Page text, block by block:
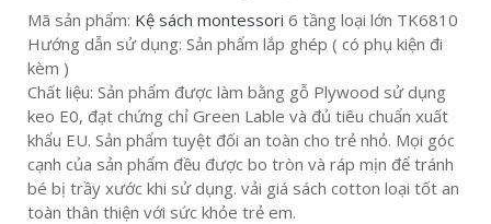
Mã sản phẩm: Kệ sách montessori 6 tầng loại lớn TK6810
Hướng dẫn sử dụng: Sản phẩm lắp ghép ( có phụ kiện đi
kèm )
Chất liệu: Sản phẩm được làm bằng gỗ Plywood sử dụng
keo E0, đạt chứng chỉ Green Lable và đủ tiêu chuẩn xuất
khẩu EU. Sản phẩm tuyệt đối an toàn cho trẻ nhỏ. Mọi góc
cạnh của sản phẩm đều được bo tròn và ráp mịn để tránh
bé bị trầy xước khi sử dụng. vải giá sách cotton loại tốt an
toàn thân thiện với sức khỏe trẻ em.